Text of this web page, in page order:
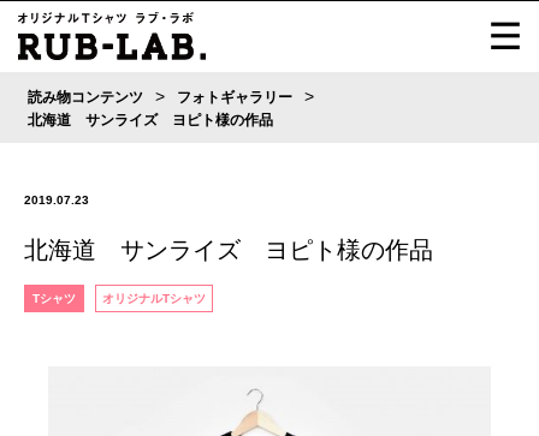
読み物コンテンツ > フォトギャラリー >
北海道 サンライズ ヨピト様の作品
2019.07.23
北海道 サンライズ ヨピト様の作品
Tシャツ オリジナルTシャツ